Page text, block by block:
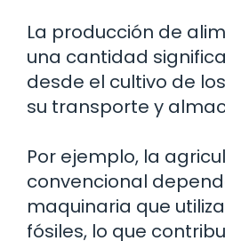
La producción de
una cantidad
desde el cultivo de
su transporte y
Por ejemplo, la
convencional
maquinaria que
fósiles, lo que